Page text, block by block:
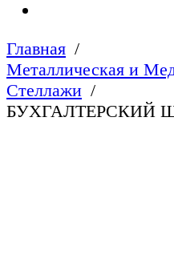
Главная
Металлическая и
Стеллажи
БУХГАЛТЕРСКИЙ